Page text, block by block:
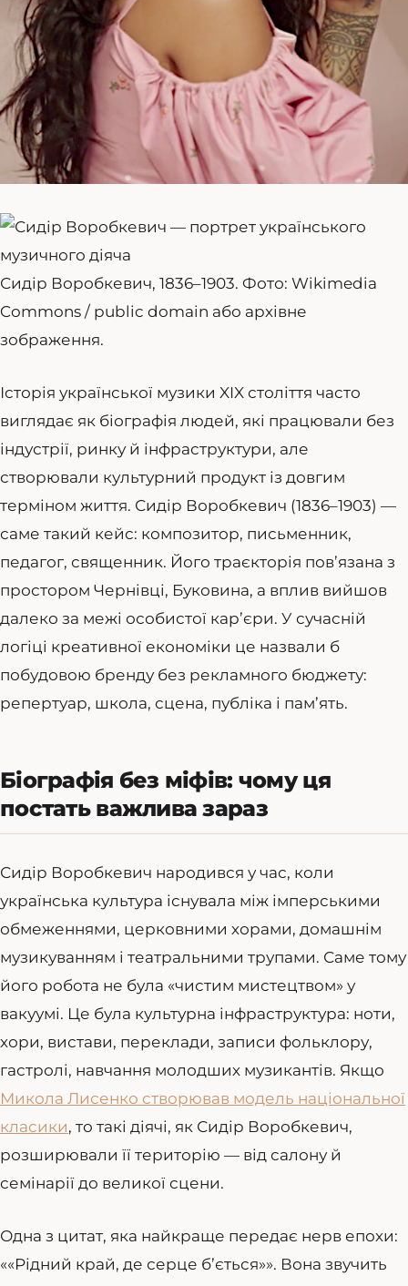
Сидір Воробкевич, 1836–1903. Фото: Wikimedia
Commons / public domain або архівне
зображення.
Історія української музики XIX століття часто
виглядає як біографія людей, які працювали без
індустрії, ринку й інфраструктури, але
створювали культурний продукт із довгим
терміном життя. Сидір Воробкевич (1836–1903) —
саме такий кейс: композитор, письменник,
педагог, священник. Його траєкторія пов’язана з
простором Чернівці, Буковина, а вплив вийшов
далеко за межі особистої кар’єри. У сучасній
логіці креативної економіки це назвали б
побудовою бренду без рекламного бюджету:
репертуар, школа, сцена, публіка і пам’ять.
Біографія без міфів: чому ця
постать важлива зараз
Сидір Воробкевич народився у час, коли
українська культура існувала між імперськими
обмеженнями, церковними хорами, домашнім
музикуванням і театральними трупами. Саме тому
його робота не була «чистим мистецтвом» у
вакуумі. Це була культурна інфраструктура: ноти,
хори, вистави, переклади, записи фольклору,
гастролі, навчання молодших музикантів. Якщо
Микола Лисенко створював модель національної
класики, то такі діячі, як Сидір Воробкевич,
розширювали її територію — від салону й
семінарії до великої сцени.
Одна з цитат, яка найкраще передає нерв епохи:
««Рідний край, де серце б’ється»». Вона звучить